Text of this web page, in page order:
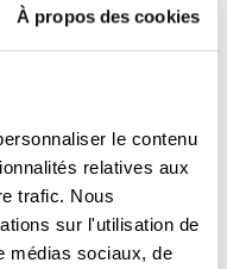
À propos des cookies
le contenu
relatives aux
trafic. Nous
sur l'utilisation de
médias sociaux, de
– 24 juin
2026|Conseil
transversal